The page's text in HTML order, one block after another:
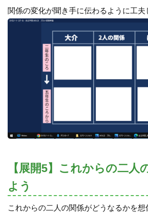
関係の変化が聞き手に伝わるように工夫
【展開5】これからの二人
よう
これからの二人の関係がどうなるかを想